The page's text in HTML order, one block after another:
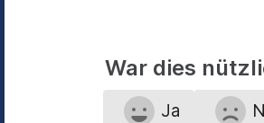
War dies
Ja